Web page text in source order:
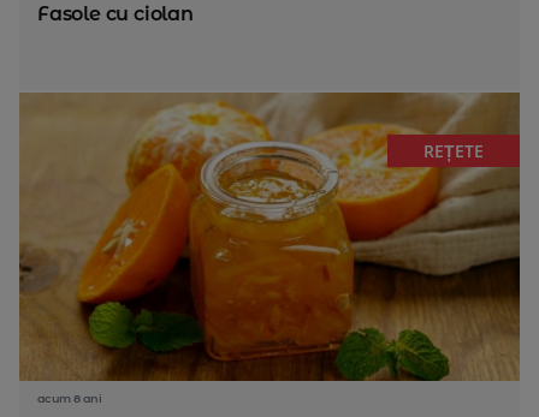
Fasole cu ciolan
REȚETE
acum 8 ani